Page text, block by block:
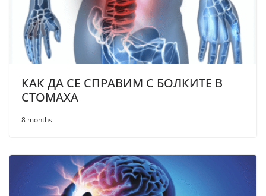
КАК ДА СЕ СПРАВИМ С БОЛКИТЕ В
СТОМАХА
8 months